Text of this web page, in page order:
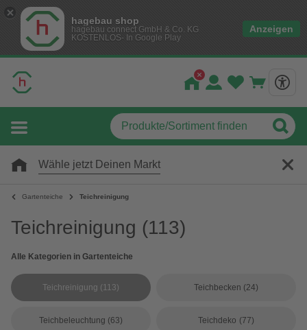
hagebau shop
hagebau connect GmbH & Co. KG
KOSTENLOS- In Google Play
Anzeigen
Wähle jetzt Deinen Markt
Gartenteiche Teichreinigung
Teichreinigung (113)
Alle Kategorien in Gartenteiche
Teichreinigung (113) Teichbecken (24)
Teichbeleuchtung (63) Teichdeko (77)